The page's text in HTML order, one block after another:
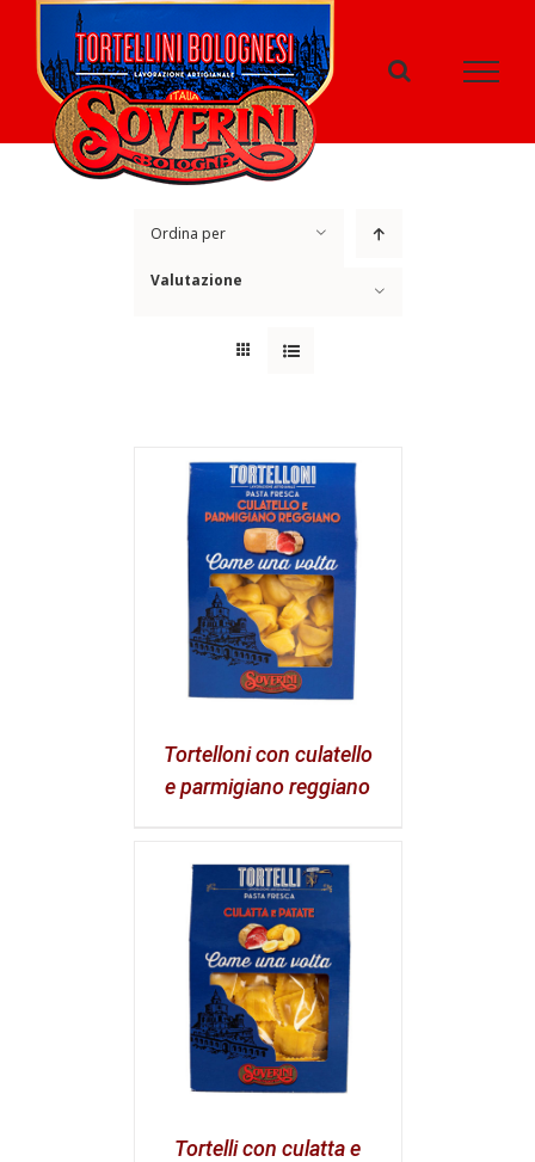
contenuto
Ordina per
Valutazione
Mostra100 Prodotti
Tortelloni con culatello
e parmigiano reggiano
Tortelli con culatta e